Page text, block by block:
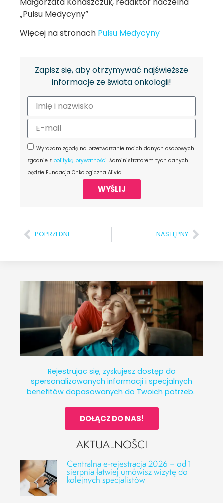
„Pulsu Medycyny”
Więcej na stronach Pulsu Medycyny
Zapisz się, aby otrzymywać najświeższe
informacje ze świata onkologii!
Wyrażam zgodę na przetwarzanie moich danych osobowych
zgodnie z polityką prywatności. Administratorem tych danych
będzie Fundacja Onkologiczna Alivia.
WYŚLIJ
POPRZEDNI NASTĘPNY
Rejestrując się, zyskujesz dostęp do
spersonalizowanych informacji i specjalnych
benefitów dopasowanych do Twoich potrzeb.
DOŁĄCZ DO NAS!
AKTUALNOŚCI
Centralna e-rejestracja 2026 – od 1
sierpnia łatwiej umówisz wizytę do
kolejnych specjalistów